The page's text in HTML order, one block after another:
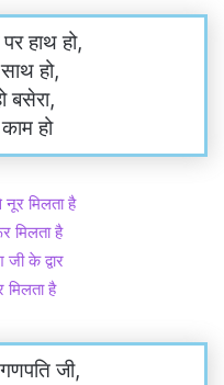
हाथ हो,
हो,
बसेरा,
हो
मिलता है
मिलता है
के द्वार
है
जी,